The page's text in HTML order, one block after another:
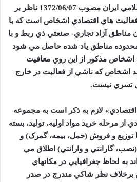
ايران مصوب 1372/06/07 ناظر بر
هاي اقتصادي اشخاص است که با
آزاد تجاري- صنعتي ذي ربط و با
مناطق ياد شده حاصل مي شود
اشخاص مذکور از اين روي معافيت
اشخاص که ناشي از فعاليت در خارج
تسري نيست.
لازم به ذکر است به مجموعه
از مرحله خريد مواد اوليه، توليد، بسته
تا توزيع و فروش (حمل، بيمه، گمرک) و
گارانتي و وارانتي) اطلاق مي
لحاظ جغرافيايي در مکانهاي
برخلاف نظر شاکي مندرج در صدر